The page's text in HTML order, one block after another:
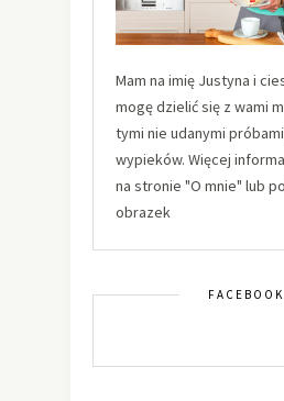
Mam na imię Justyna i
mogę dzielić się z wami
tymi nie udanymi
wypieków. Więcej
na stronie "O mnie" lub
obrazek
FACEBOOK